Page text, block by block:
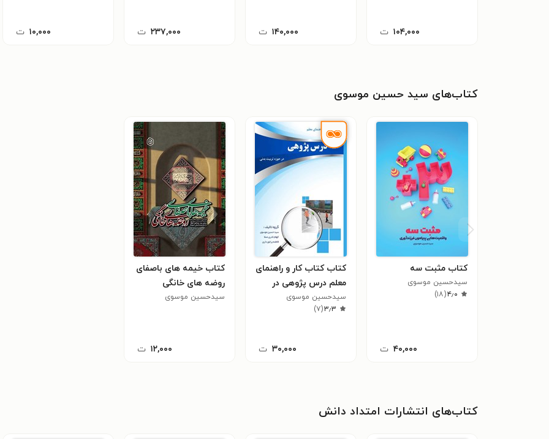
۱۰۴,۰۰۰ ت ۱۴۰,۰۰۰ ت ۲۳۷,۰۰۰ ت ۱۰,۰۰۰ ت
کتاب‌های سید حسین موسوی
کتاب مثبت سه
سیدحسین موسوی
۴٫۰(۱۸)
۴۰,۰۰۰ ت
کتاب کتاب کار و راهنمای
معلم درس پژوهی در
حوزه تربیت بدنی
سیدحسین موسوی
۳٫۳(۷)
۳۰,۰۰۰ ت
کتاب خیمه های باصفای
روضه های خانگی
سیدحسین موسوی
۱۲,۰۰۰ ت
کتاب‌های انتشارات امتداد دانش